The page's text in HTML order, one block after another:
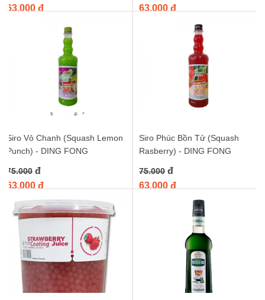
63.000 đ
63.000 đ
Siro Vỏ Chanh (Squash Lemon
Punch) - DING FONG
75.000 đ
63.000 đ
Siro Phúc Bồn Tử (Squash
Rasberry) - DING FONG
75.000 đ
63.000 đ